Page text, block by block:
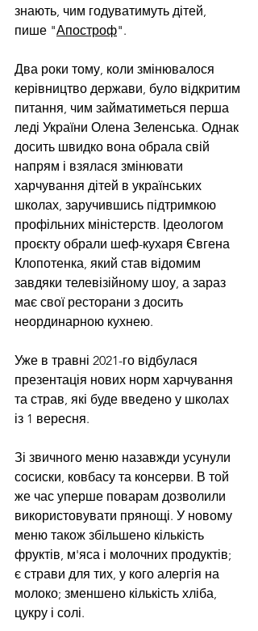
знають, чим годуватимуть дітей,
пише "Апостроф".
Два роки тому, коли змінювалося
керівництво держави, було відкритим
питання, чим займатиметься перша
леді України Олена Зеленська. Однак
досить швидко вона обрала свій
напрям і взялася змінювати
харчування дітей в українських
школах, заручившись підтримкою
профільних міністерств. Ідеологом
проєкту обрали шеф-кухаря Євгена
Клопотенка, який став відомим
завдяки телевізійному шоу, а зараз
має свої ресторани з досить
неординарною кухнею.
Уже в травні 2021-го відбулася
презентація нових норм харчування
та страв, які буде введено у школах
із 1 вересня.
Зі звичного меню назавжди усунули
сосиски, ковбасу та консерви. В той
же час уперше поварам дозволили
використовувати прянощі. У новому
меню також збільшено кількість
фруктів, м'яса і молочних продуктів;
є страви для тих, у кого алергія на
молоко; зменшено кількість хліба,
цукру і солі.